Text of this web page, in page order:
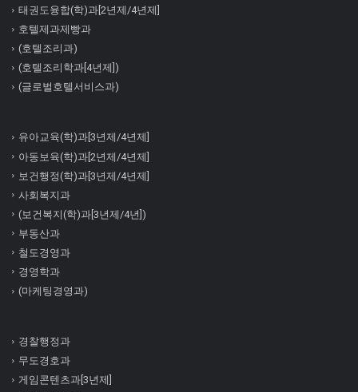
태권도융합(학)과[2년제/4년제]
호텔제과제빵과
(호텔조리과)
(호텔조리학과[4년제])
(글로벌호텔서비스과)
유아교육(학)과[3년제/4년제]
아동보육(학)과[2년제/4년제]
보건행정(학)과[3년제/4년제]
사회복지과
(보건복지(학)과[3년제/4년])
부동산과
철도경영과
경영학과
(마케팅경영과)
경찰행정과
무도경호과
게임콘텐츠과[3년제]